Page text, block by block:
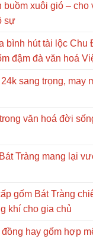
buồm xuôi gió – cho
sự
bình hút tài lộc Chu
đậm đà văn hoá
sang trọng, may
văn hoá đời
Tràng mang lại
gốm Bát Tràng
khí cho gia chủ
hay gốm hợp